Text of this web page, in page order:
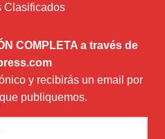
Clasificados
COMPLETA a través de
y recibirás un email por
publiquemos.